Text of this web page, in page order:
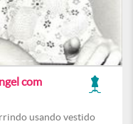
com
usando vestido